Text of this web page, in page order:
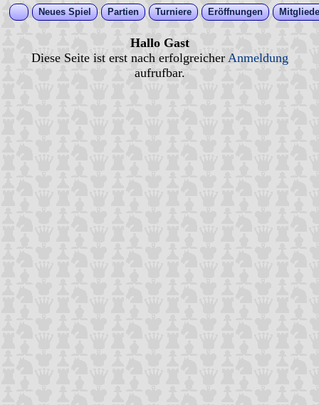
Neues Spiel Partien Turniere Eröffnungen
Hallo Gast
Diese Seite ist erst nach erfolgreicher Anmeldung
aufrufbar.